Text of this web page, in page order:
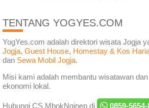
TENTANG YOGYES.COM
YogYes.com adalah direktori wisata Jogja
Jogja, Guest House, Homestay & Kos
dan Sewa Mobil Jogja.
Misi kami adalah membantu wisatawan
ekonomi lokal.
Hubungi CS MbokNginep di 0859-